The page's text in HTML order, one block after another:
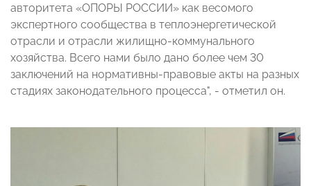
авторитета «ОПОРЫ РОССИИ» как весомого
экспертного сообщества в теплоэнергетической
отрасли и отрасли жилищно-коммунального
хозяйства. Всего нами было дано более чем 30
заключений на нормативны-правовые акты на разных
стадиях законодательного процесса", - отметил он.